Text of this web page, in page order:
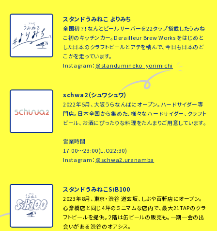
スタンドうみねこ よりみち
全国初？！なんとビールサーバーを22タップ搭載したうみね
こ初のキッチンカー。Derailleur Brew Works をはじめと
した日本のクラフトビールとアテを積んで、今日も日本のど
こかを走っています。
Instagram： @standumineko_yorimichi
schwa2（シュワシュワ）
2022年5月、大阪うらなんばにオープン。ハードサイダー専
門店。日本全国から集めた、様々なハードサイダー、クラフト
ビール、お酒にぴったりな料理をたんまりご用意しています。
営業時間
17:00～23:00(L.O22:30)
Instagram： @schwa2.uranamba
スタンドうみねこSiB100
2023年8月、東京・渋谷 道玄坂、しぶや百軒店にオープン。
心斎橋店と同じ4坪のミニマムな店内で、最大21TAPのクラ
フトビールを提供。２階は缶ビールの販売も。一期一会の出
会いがある渋谷のオアシス。